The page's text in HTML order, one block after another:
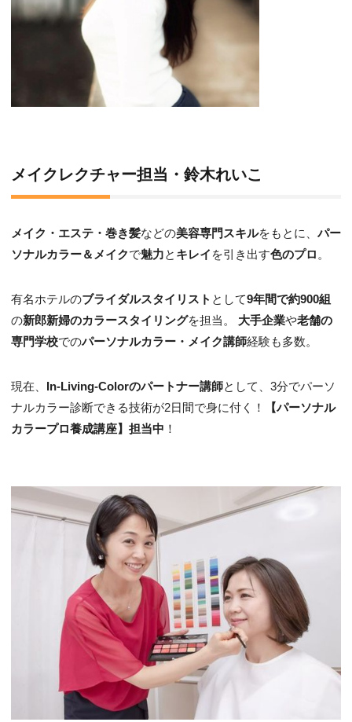
メイクレクチャー担当・鈴木れいこ
メイク・エステ・巻き髪などの美容専門スキルをもとに、 パー
ソナルカラー＆メイクで魅力と キレイ を引き出す色のプロ。
有名ホテルのブライダルスタイリスト として9年間で約900組
の新郎新婦のカラースタイリングを担当。 大手企業や老舗の
専門学校でのパーソナルカラー・メイク講師経験も多数。
現在、 In-Living-Colorのパートナー講師として、3分でパーソ
ナルカラー診断できる技術が2日間で身に付く！
【パーソナル
カラープロ養成講座】担当中 ！